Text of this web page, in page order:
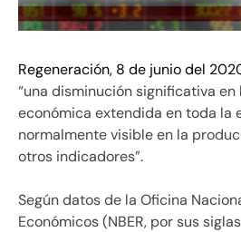
Regeneración, 8 de junio del
“una disminución significativa
económica extendida en toda la
normalmente visible en la
otros indicadores”.
Según datos de la Oficina
Económicos (NBER, por sus